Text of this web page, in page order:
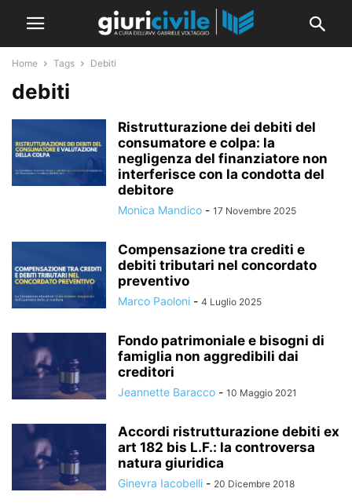
Home Tags Debiti
debiti
Ristrutturazione dei debiti del
consumatore e colpa: la
negligenza del finanziatore non
interferisce con la condotta del
debitore
Monica Mandico - 17 Novembre 2025
Compensazione tra crediti e
debiti tributari nel concordato
preventivo
Marco Paoloni - 4 Luglio 2025
Fondo patrimoniale e bisogni di
famiglia non aggredibili dai
creditori
Jeannette Baracco - 10 Maggio 2021
Accordi ristrutturazione debiti ex
art 182 bis L.F.: la controversa
natura giuridica
Ginevra Iacobelli - 20 Dicembre 2018